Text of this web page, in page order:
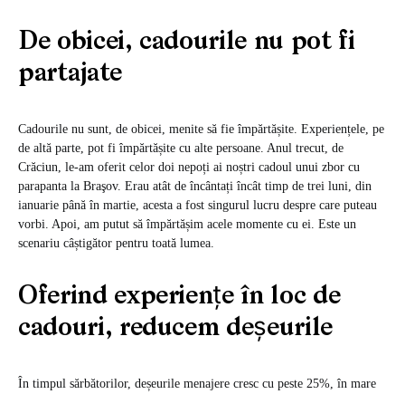
De obicei, cadourile nu pot fi
partajate
Cadourile nu sunt, de obicei, menite să fie împărtășite. Experiențele, pe
de altă parte, pot fi împărtășite cu alte persoane. Anul trecut, de
Crăciun, le-am oferit celor doi nepoți ai noștri cadoul unui zbor cu
parapanta la Braşov. Erau atât de încântați încât timp de trei luni, din
ianuarie până în martie, acesta a fost singurul lucru despre care puteau
vorbi. Apoi, am putut să împărtășim acele momente cu ei. Este un
scenariu câștigător pentru toată lumea.
Oferind experienţe în loc de
cadouri, reducem deșeurile
În timpul sărbătorilor, deșeurile menajere cresc cu peste 25%, în mare